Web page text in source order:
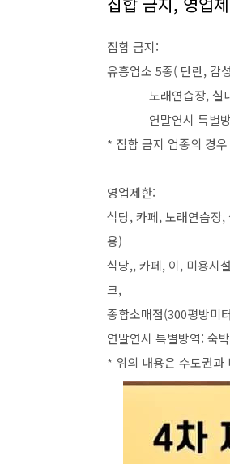
집합 금지:
유흥업소 5종( 단란, 감
노래연습장, 실내 스
연말연시 특별방
* 집합 금지 업종의 경
영업제한:
식당, 카페, 노래연습장
용)
식당,, 카페, 이, 미용시
크,
종합소매점(300평방미
연말연시 특별방역: 숙
* 위의 내용은 수도권과